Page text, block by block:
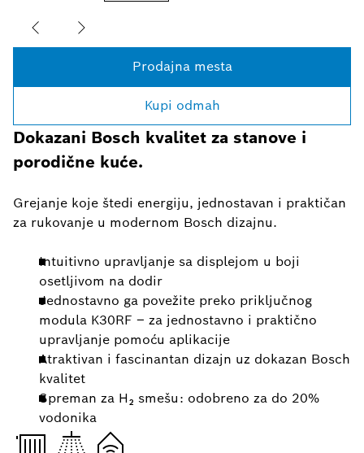
Prodajna mesta
Kupi odmah
Dokazani Bosch kvalitet za stanove i
porodične kuće.
Grejanje koje štedi energiju, jednostavan i praktičan
za rukovanje u modernom Bosch dizajnu.
Intuitivno upravljanje sa displejom u boji
osetljivom na dodir
Jednostavno ga povežite preko priključnog
modula K30RF – za jednostavno i praktično
upravljanje pomoću aplikacije
Atraktivan i fascinantan dizajn uz dokazan Bosch
kvalitet
Spreman za H₂ smešu: odobreno za do 20%
vodonika